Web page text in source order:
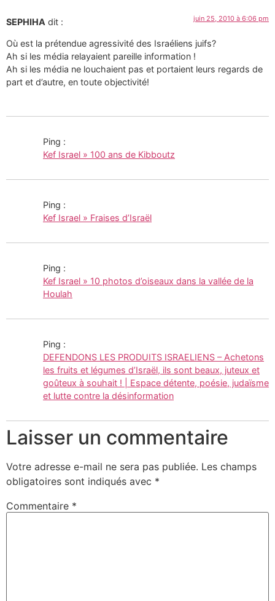
SEPHIHA dit : juin 25, 2010 à 6:06 pm
Où est la prétendue agressivité des Israéliens juifs?
Ah si les média relayaient pareille information !
Ah si les média ne louchaient pas et portaient leurs regards de
part et d’autre, en toute objectivité!
Ping :
Kef Israel » 100 ans de Kibboutz
Ping :
Kef Israel » Fraises d’Israël
Ping :
Kef Israel » 10 photos d’oiseaux dans la vallée de la
Houlah
Ping :
DEFENDONS LES PRODUITS ISRAELIENS – Achetons
les fruits et légumes d’Israël, ils sont beaux, juteux et
goûteux à souhait ! | Espace détente, poésie, judaïsme
et lutte contre la désinformation
Laisser un commentaire
Votre adresse e-mail ne sera pas publiée. Les champs
obligatoires sont indiqués avec *
Commentaire *